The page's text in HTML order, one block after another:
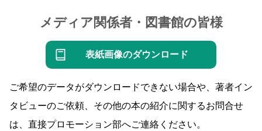
メディア関係者・図書館の皆様
表紙画像のダウンロード
ご希望のデータがダウンロードできない場合や、著者イン
タビューのご依頼、その他の本の紹介に関するお問合せ
は、直接プロモーション部へご連絡ください。